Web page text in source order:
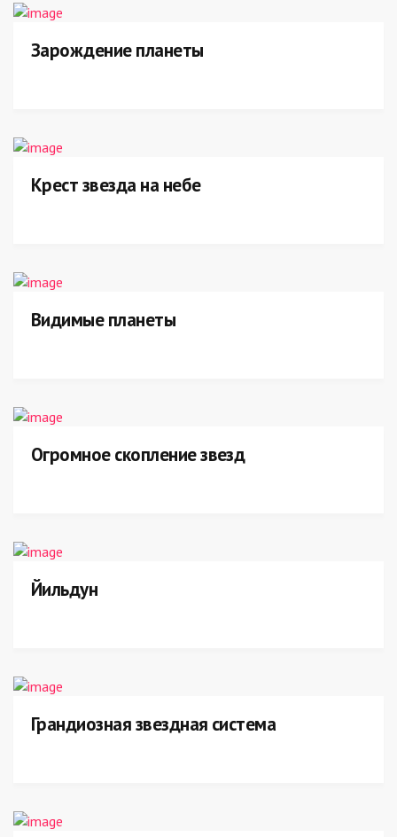
Зарождение планеты
Крест звезда на небе
Видимые планеты
Огромное скопление звезд
Йильдун
Грандиозная звездная система